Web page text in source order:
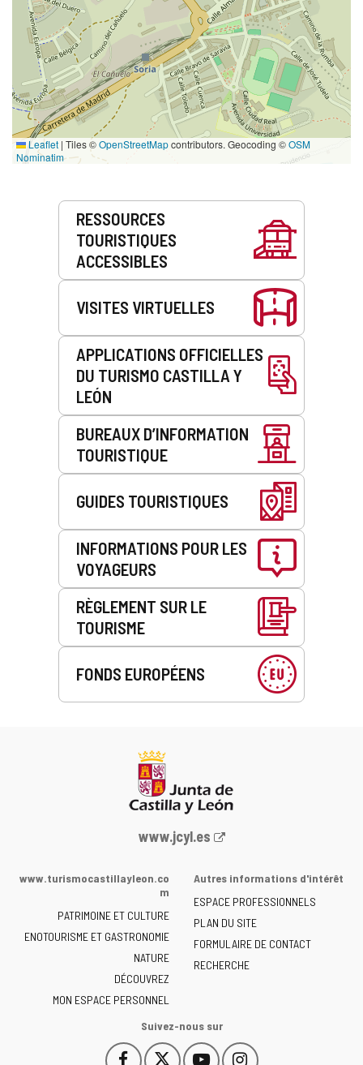
Leaflet | Tiles ©OpenStreetMapcontributors. Geocoding ©OSM
Nominatim
Prestations
RESSOURCES
TOURISTIQUES
ACCESSIBLES
VISITES VIRTUELLES
APPLICATIONS OFFICIELLES
DU TURISMO CASTILLA Y
LEÓN
BUREAUX D’INFORMATION
TOURISTIQUE
GUIDES TOURISTIQUES
INFORMATIONS POUR LES
VOYAGEURS
RÈGLEMENT SUR LE
TOURISME
FONDS EUROPÉENS
Portail
la
de
Castilla
y
León
-
www.jcyl.es
www.turismocastillayleon.co
m
PATRIMOINE ET CULTURE
ENOTOURISME ET GASTRONOMIE
NATURE
DÉCOUVREZ
MON ESPACE PERSONNEL
Autres informations d'intérêt
ESPACE PROFESSIONNELS
PLAN DU SITE
FORMULAIRE DE CONTACT
RECHERCHE
Suivez-nous sur
Facebook YouTubeInstagram